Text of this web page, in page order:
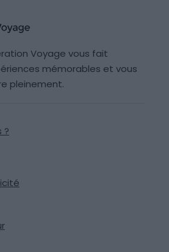
Voyage vous fait
mémorables et vous
pleinement.
?